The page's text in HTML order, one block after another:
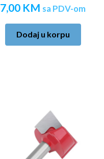
7,00 KM sa PDV-om
Dodaj u korpu